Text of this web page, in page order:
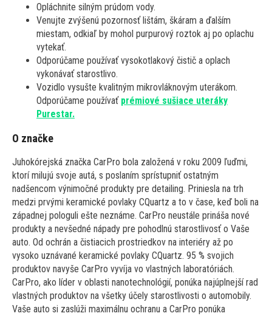
Opláchnite silným prúdom vody.
Venujte zvýšenú pozornosť lištám, škáram a ďalším
miestam, odkiaľ by mohol purpurový roztok aj po oplachu
vytekať.
Odporúčame používať vysokotlakový čistič a oplach
vykonávať starostlivo.
Vozidlo vysušte kvalitným mikrovláknovým uterákom.
Odporúčame používať prémiové sušiace uteráky
Purestar.
O značke
Juhokórejská značka CarPro bola založená v roku 2009 ľuďmi,
ktorí milujú svoje autá, s poslaním sprístupniť ostatným
nadšencom výnimočné produkty pre detailing. Priniesla na trh
medzi prvými keramické povlaky CQuartz a to v čase, keď boli na
západnej pologuli ešte neznáme. CarPro neustále prináša nové
produkty a nevšedné nápady pre pohodlnú starostlivosť o Vaše
auto. Od ochrán a čistiacich prostriedkov na interiéry až po
vysoko uznávané keramické povlaky CQuartz. 95 % svojich
produktov navyše CarPro vyvíja vo vlastných laboratóriách.
CarPro, ako líder v oblasti nanotechnológií, ponúka najúplnejší rad
vlastných produktov na všetky účely starostlivosti o automobily.
Vaše auto si zaslúži maximálnu ochranu a CarPro ponúka